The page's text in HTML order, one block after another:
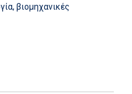
βιομηχανικές